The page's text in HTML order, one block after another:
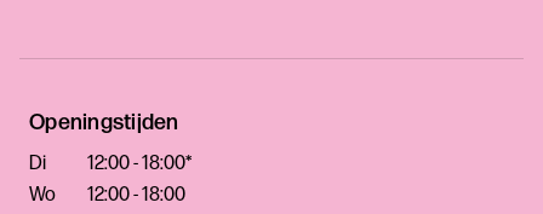
Openingstijden
Di
12:00 - 18:00*
Wo
12:00 - 18:00